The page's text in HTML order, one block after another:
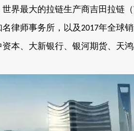
世界最大的拉链生产商吉田拉链（
律师事务所，以及2017年全球
中资本、大新银行、银河期